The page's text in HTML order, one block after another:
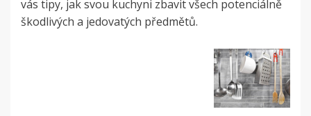
vás tipy, jak svou kuchyni zbavit všech potenciálně
škodlivých a jedovatých předmětů.